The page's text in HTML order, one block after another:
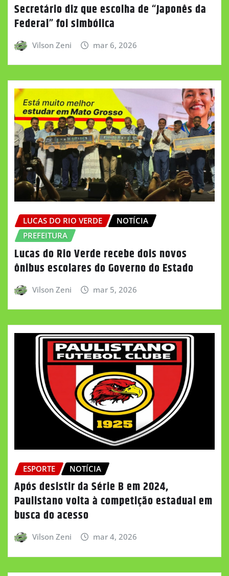
Secretário diz que escolha de “Japonês da
Federal” foi simbólica
Vilson Zeni mar 6, 2026
LUCAS DO RIO VERDE
NOTÍCIA
PREFEITURA
Lucas do Rio Verde recebe dois novos
ônibus escolares do Governo do Estado
Vilson Zeni mar 5, 2026
ESPORTE NOTÍCIA
Após desistir da Série B em 2024,
Paulistano volta à competição estadual em
busca do acesso
Vilson Zeni mar 4, 2026